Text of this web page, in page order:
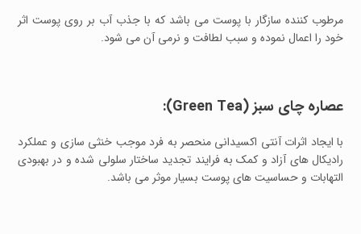
مرطوب کننده سازگار با پوست می باشد که با جذب آب بر روی پوست اثر
خود را اعمال نموده و سبب لطافت و نرمی آن می شود.
عصاره چای سبز (Green Tea):
با ایجاد اثرات آنتی اکسیدانی منحصر به فرد موجب خنثی سازی و عملکرد
رادیکال های آزاد و کمک به فرایند تجدید ساختار سلولی شده و در بهبودی
التهابات و حساسیت های پوست بسیار موثر می باشد.